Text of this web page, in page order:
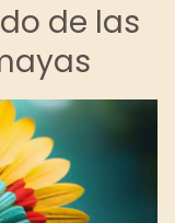
de las